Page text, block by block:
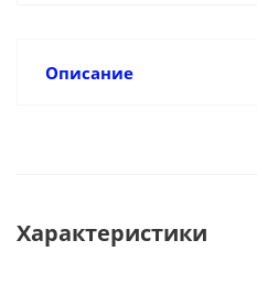
Описание
Характеристики